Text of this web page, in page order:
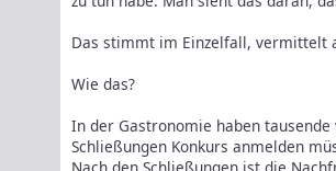
Das stimmt im Einzelfall, vermittelt
Wie das?
In der Gastronomie haben
Schließungen Konkurs anmelden